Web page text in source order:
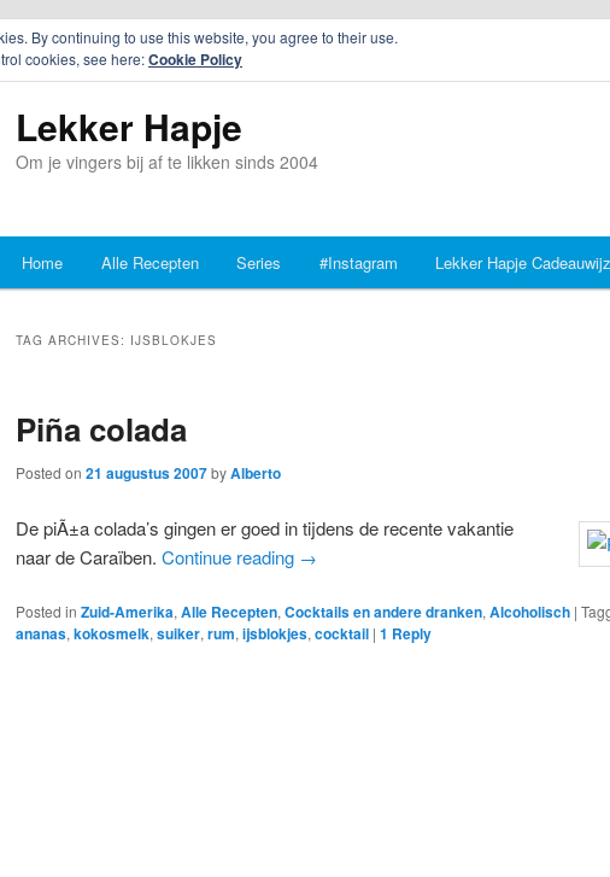
Lekker Hapje
Om je vingers bij af te likken sinds 2004
Skip
content
Skip
content
Home Alle Recepten Series #Instagram Lekker Hapje
TAG ARCHIVES: IJSBLOKJES
Piña colada
Posted on 21 augustus 2007byAlberto
De piÃ±a colada’s gingen er goed in tijdens de recente vakantie
naar de Caraïben. Continue reading →
Posted in Zuid-Amerika, Alle Recepten, Cocktails en andere dranken, Alcoholisch |
ananas, kokosmelk, suiker, rum, ijsblokjes, cocktail | 1 Reply
By continuing to use this website, you agree to their use.
cookies, see here:Cookie Policy